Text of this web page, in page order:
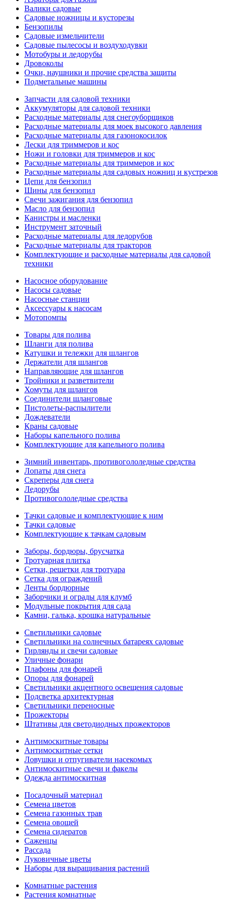
Валики садовые
Садовые ножницы и кусторезы
Бензопилы
Садовые измельчители
Садовые пылесосы и воздуходувки
Мотобуры и ледорубы
Дровоколы
Очки, наушники и прочие средства защиты
Подметальные машины
Запчасти для садовой техники
Аккумуляторы для садовой техники
Расходные материалы для снегоуборщиков
Расходные материалы для моек высокого давления
Расходные материалы для газонокосилок
Лески для триммеров и кос
Ножи и головки для триммеров и кос
Расходные материалы для триммеров и кос
Расходные материалы для садовых ножниц и кустрезов
Цепи для бензопил
Шины для бензопил
Свечи зажигания для бензопил
Масло для бензопил
Канистры и масленки
Инструмент заточный
Расходные материалы для ледорубов
Расходные материалы для тракторов
Комплектующие и расходные материалы для садовой
техники
Насосное оборудование
Насосы садовые
Насосные станции
Аксессуары к насосам
Мотопомпы
Товары для полива
Шланги для полива
Катушки и тележки для шлангов
Держатели для шлангов
Направляющие для шлангов
Тройники и разветвители
Хомуты для шлангов
Соединители шланговые
Пистолеты-распылители
Дождеватели
Краны садовые
Наборы капельного полива
Комплектующие для капельного полива
Зимний инвентарь, противогололедные средства
Лопаты для снега
Скреперы для снега
Ледорубы
Противогололедные средства
Тачки садовые и комплектующие к ним
Тачки садовые
Комплектующие к тачкам садовым
Заборы, бордюры, брусчатка
Тротуарная плитка
Сетки, решетки для тротуара
Сетка для ограждений
Ленты бордюрные
Заборчики и ограды для клумб
Модульные покрытия для сада
Камни, галька, крошка натуральные
Светильники садовые
Светильники на солнечных батареях садовые
Гирлянды и свечи садовые
Уличные фонари
Плафоны для фонарей
Опоры для фонарей
Светильники акцентного освещения садовые
Подсветка архитектурная
Светильники переносные
Прожекторы
Штативы для светодиодных прожекторов
Антимоскитные товары
Антимоскитные сетки
Ловушки и отпугиватели насекомых
Антимоскитные свечи и факелы
Одежда антимоскитная
Посадочный материал
Семена цветов
Семена газонных трав
Семена овощей
Семена сидератов
Саженцы
Рассада
Луковичные цветы
Наборы для выращивания растений
Комнатные растения
Растения комнатные